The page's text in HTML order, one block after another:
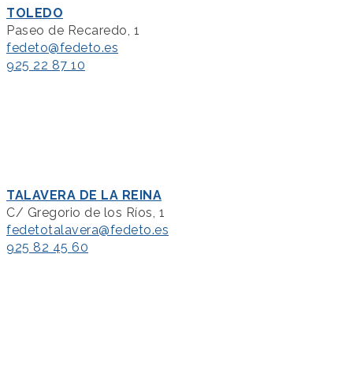
TOLEDO
Paseo de Recaredo, 1
fedeto@fedeto.es
925 22 87 10
TALAVERA DE LA REINA
C/ Gregorio de los Ríos, 1
fedetotalavera@fedeto.es
925 82 45 60